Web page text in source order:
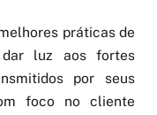
práticas de
luz aos fortes
por seus
foco no cliente